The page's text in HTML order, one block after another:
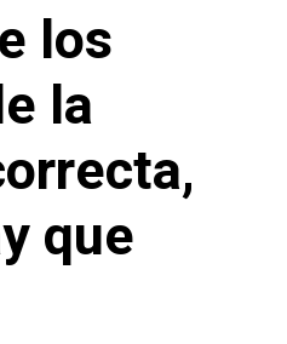
los
la
que